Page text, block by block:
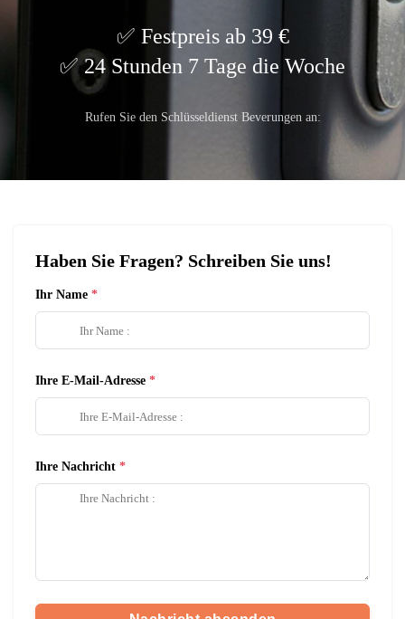
Festpreis ab 39 €
24 Stunden 7 Tage die Woche
Rufen Sie den Schlüsseldienst Beverungen an:
Haben Sie Fragen? Schreiben Sie uns!
Ihr Name
Ihre E-Mail-Adresse
Ihre Nachricht